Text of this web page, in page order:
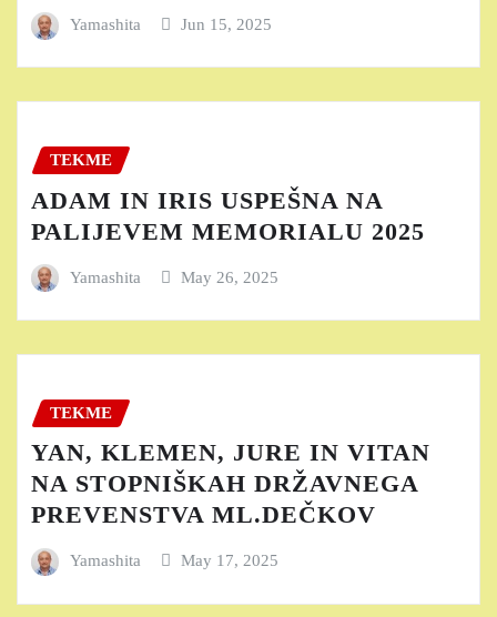
Yamashita Jun 15, 2025
TEKME
ADAM IN IRIS USPEŠNA NA
PALIJEVEM MEMORIALU 2025
Yamashita May 26, 2025
TEKME
YAN, KLEMEN, JURE IN VITAN
NA STOPNIŠKAH DRŽAVNEGA
PREVENSTVA ML.DEČKOV
Yamashita May 17, 2025